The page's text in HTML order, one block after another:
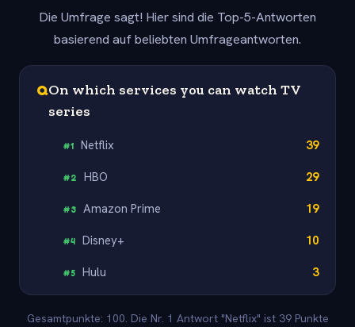
Die Umfrage sagt! Hier sind die Top-5-Antworten
basierend auf beliebten Umfrageantworten.
QOn which services you can watch TV
series
#1 Netflix 39
#2 HBO 29
#3 Amazon Prime 19
#4 Disney+ 10
#5 Hulu 3
Gesamtpunkte: 100. Die Nr. 1 Antwort "Netflix" ist 39 Punkte